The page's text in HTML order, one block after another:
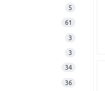
5
61
3
3
34
36